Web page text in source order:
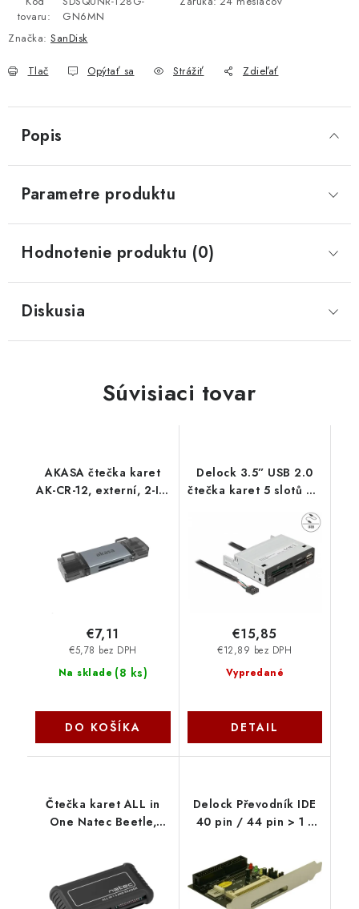
tovaru:
GN6MN
Značka: SanDisk
Tlač Opýtať sa Strážiť Zdieľať
Popis
Parametre produktu
Hodnotenie produktu (0)
Diskusia
Súvisiaci tovar
AKASA čtečka karet
AK-CR-12, externí, 2-In-
Na sklade (8 ks)
€5,78 bez DPH
€7,11
DO KOŠÍKA
Delock 3.5” USB 2.0
čtečka karet 5 slotů + 1
samice 91708 DeLock
Vypredané
€12,89 bez DPH
€15,85
DETAIL
Čtečka karet ALL in
One Natec Beetle,
0206
Delock Převodník IDE
40 pin / 44 pin > 1 x
DeLock